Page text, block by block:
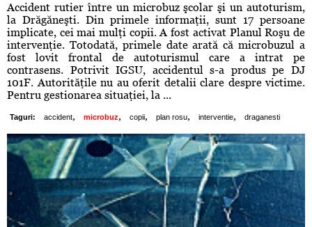
Accident rutier între un microbuz şcolar şi un autoturism,
la Drăgăneşti. Din primele informaţii, sunt 17 persoane
implicate, cei mai mulţi copii. A fost activat Planul Roşu de
intervenţie. Totodată, primele date arată că microbuzul a
fost lovit frontal de autoturismul care a intrat pe
contrasens. Potrivit IGSU, accidentul s-a produs pe DJ
101F. Autorităţile nu au oferit detalii clare despre victime.
Pentru gestionarea situaţiei, la ...
Taguri: accident, microbuz, copii, plan rosu, interventie, draganesti